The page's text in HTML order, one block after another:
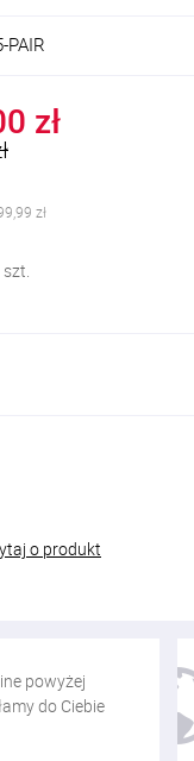
PAIR
zł
zł
szt.
o produkt
powyżej
do Ciebie